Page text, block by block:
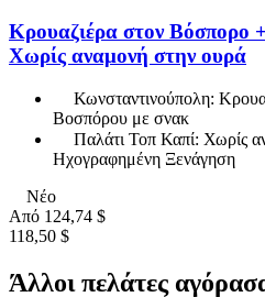
Κρουαζιέρα στον Βόσπορο
Χωρίς αναμονή στην ουρά
Κωνσταντινούπολη:
Βοσπόρου με σνακ
Παλάτι Τοπ Καπί: Χωρίς
Ηχογραφημένη Ξενάγηση
Νέο
Από 124,74 $
118,50 $
Άλλοι πελάτες